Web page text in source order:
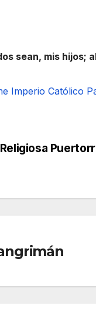
sean, mis hijos;
Imperio Católico